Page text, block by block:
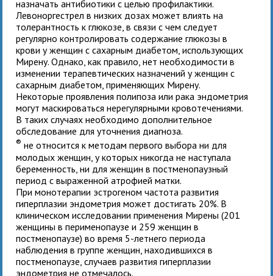
назначать антибиотики с целью профилактики.
Левоноргестрел в низких дозах может влиять на
толерантность к глюкозе, в связи с чем следует
регулярно контролировать содержание глюкозы в
крови у женщин с сахарным диабетом, использующих
Мирену. Однако, как правило, нет необходимости в
изменении терапевтических назначений у женщин с
сахарным диабетом, применяющих Мирену.
Некоторые проявления полипоза или рака эндометрия
могут маскироваться нерегулярными кровотечениями.
В таких случаях необходимо дополнительное
обследование для уточнения диагноза.
® не относится к методам первого выбора ни для
молодых женщин, у которых никогда не наступала
беременность, ни для женщин в постменопаузный
период с выраженной атрофией матки.
При монотерапии эстрогеном частота развития
гиперплазии эндометрия может достигать 20%. В
клиническом исследовании применения Мирены (201
женщины в перименопаузе и 259 женщин в
постменопаузе) во время 5-летнего периода
наблюдения в группе женщин, находившихся в
постменопаузе, случаев развития гиперплазии
эндометрия не отмечалось.